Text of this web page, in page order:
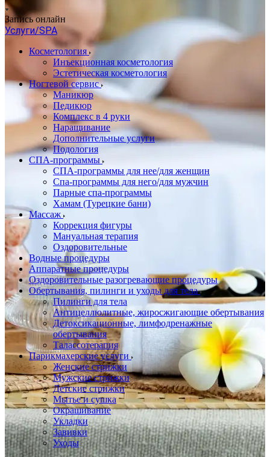
Запись онлайн
Услуги/SPA
Косметология
Инъекционная косметология
Эстетическая косметология
Ногтевой сервис
Маникюр
Педикюр
Комплекс в 4 руки
Наращивание
Дополнительные услуги
Подология
СПА-программы
СПА-программы для нее/для женщин
Спа-программы для него/для мужчин
Парные спа-программы
Хамам (Турецкие бани)
Массаж
Коррекция фигуры
Мануальная терапия
Оздоровительные
Водные процедуры
Аппаратные процедуры
Оздоровительные разогревающие процедуры
Обертывания, пилинги и уходы для тела
Пилинги для тела
Антицеллюлитные, жиросжигающие обертывания
Детоксикационные, лимфодренажные
обертывания
Талассотерапия
Парикмахерские услуги
Женские стрижки
Мужские стрижки
Детские стрижки
Мытье и сушка
Окрашивание
Укладки
Завивки
Уходы